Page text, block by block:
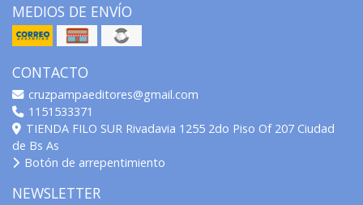
MEDIOS DE ENVÍO
CONTACTO
cruzpampaeditores@gmail.com
1151533371
TIENDA FILO SUR Rivadavia 1255 2do Piso Of 207 Ciudad
de Bs As
Botón de arrepentimiento
NEWSLETTER